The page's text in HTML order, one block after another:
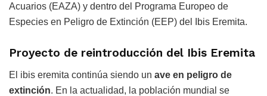
Acuarios (EAZA) y dentro del Programa Europeo de
Especies en Peligro de Extinción (EEP) del Ibis Eremita.
Proyecto de reintroducción del Ibis Eremita
El ibis eremita continúa siendo un ave en peligro de
extinción. En la actualidad, la población mundial se